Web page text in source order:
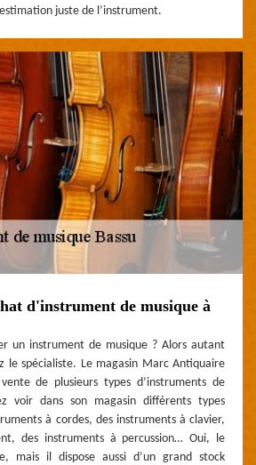
juste de l’instrument.
d'instrument de musique à
un instrument de musique ? Alors autant
le spécialiste. Le magasin Marc Antiquaire
de plusieurs types d’instruments de
voir dans son magasin différents types
à cordes, des instruments à clavier,
des instruments à percussion… Oui, le
mais il dispose aussi d’un grand stock